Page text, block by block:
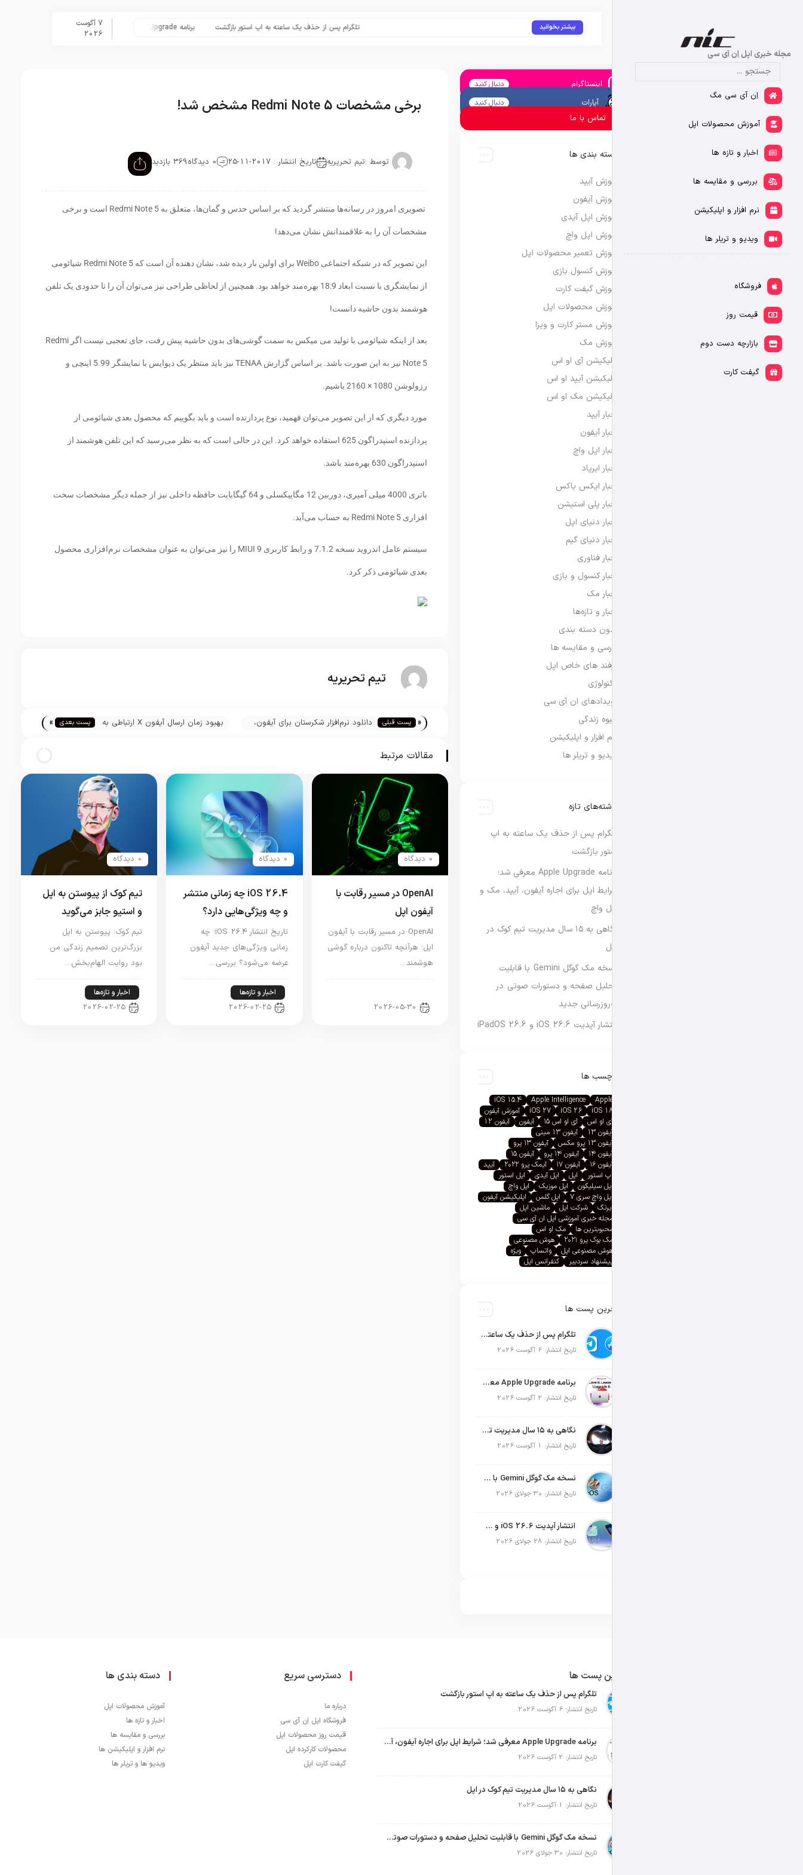
مجله خبری اپل اِن آی سی
اِن آی سی مگ
آموزش محصولات اپل
اخبار و تازه ها
بررسی و مقایسه ها
نرم افزار و اپلیکیشن
ویدیو و تریلر ها
فروشگاه
قیمت روز
بازارچه دست دوم
گیفت کارت
بیشتر بخوانید تلگرام پس از حذف یک ساعته به اپ استور بازگشت برنامه Apple Upgrade معرفی شد؛ شرایط اپل برای اجاره آیفون، آیپد، مک و اپل واچ
7 آگوست
2026
برخی مشخصات Redmi Note 5 مشخص شد!
توسط :تیم تحریریه تاریخ انتشار : 2017-11-25 0 دیدگاه 369 بازدید
تصویری امروز در رسانه‌ها منتشر گردید که بر اساس حدس و گمان‌ها، متعلق به Redmi Note 5 است و برخی
مشخصات آن را به علاقمندانش نشان می‌دهد!
این تصویر که در شبکه اجتماعی Weibo برای اولین بار دیده شد، نشان دهنده آن است که Redmi Note 5 شیائومی
از نمایشگری با نسبت ابعاد 18:9 بهره‌مند خواهد بود. همچنین از لحاظی طراحی نیز می‌توان آن را تا حدودی یک تلفن
هوشمند بدون حاشیه دانست!
بعد از اینکه شیائومی با تولید می میکس به سمت گوشی‌های بدون حاشیه پیش رفت، جای تعجبی نیست اگر Redmi
Note 5 نیز به این صورت باشد. بر اساس گزارش TENAA نیز باید منتظر یک دیوایس با نمایشگر 5.99 اینچی و
رزولوشن 1080 × 2160 باشیم.
مورد دیگری که از این تصویر می‌توان فهمید، نوع پردازنده است و باید بگوییم که محصول بعدی شیائومی از
پردازنده اسنپدراگون 625 استفاده خواهد کرد. این در حالی است که به نظر می‌رسید که این تلفن هوشمند از
اسنپدراگون 630 بهره‌مند باشد.
باتری 4000 میلی آمپری، دوربین 12 مگاپیکسلی و 64 گیگابایت حافظه داخلی نیز از جمله دیگر مشخصات سخت
افزاری Redmi Note 5 به حساب می‌آید.
سیستم عامل اندروید نسخه 7.1.2 و رابط کاربری MIUI 9 را نیز می‌توان به عنوان مشخصات نرم‌افزاری محصول
بعدی شیائومی ذکر کرد.
تیم تحریریه
« پست قبلی
دانلود نرم‌افزار شکرستان برای آیفون،
بهبود زمان ارسال آیفون X ارتباطی به
پست بعدی »
مقالات مرتبط
0 دیدگاه
OpenAI در مسیر رقابت با
آیفون اپل
OpenAI در مسیر رقابت با آیفون
اپل؛ هرآنچه تاکنون درباره گوشی
هوشمند…
2026-05-30
0 دیدگاه
iOS 26.4 چه زمانی منتشر
و چه ویژگی‌هایی دارد؟
تاریخ انتشار iOS 26.4؛ چه
زمانی ویژگی‌های جدید آیفون
عرضه می‌شود؟ بررسی…
اخبار و تازه‌ها
2026-02-25
0 دیدگاه
تیم کوک از پیوستن به اپل
و استیو جابز می‌گوید
تیم کوک: پیوستن به اپل
بزرگ‌ترین تصمیم زندگی من
بود روایت الهام‌بخش…
اخبار و تازه‌ها
2026-02-25
اینستاگرام دنبال کنید
آپارات دنبال کنید
تماس با ما
دسته بندی ها
آموزش آیپد
آموزش آیفون
آموزش اپل آیدی
آموزش اپل واچ
آموزش تعمیر محصولات اپل
آموزش کنسول بازی
آموزش گیفت کارت
آموزش محصولات اپل
آموزش مستر کارت و ویزا
آموزش مک
اپلیکیشن آی او اس
اپلیکیشن آیپد او اس
اپلیکیشن مک او اس
اخبار آیپد
اخبار آیفون
اخبار اپل واچ
اخبار ایرپاد
اخبار ایکس باکس
اخبار پلی استیشن
اخبار دنیای اپل
اخبار دنیای گیم
اخبار فناوری
اخبار کنسول و بازی
اخبار مک
اخبار و تازه‌ها
بدون دسته بندی
بررسی و مقایسه ها
ترفند های خاص اپل
تکنولوژی
رویدادهای ان آی سی
شیوه زندگی
نرم افزار و اپلیکیشن
ویدیو و تریلر ها
نوشته‌های تازه
تلگرام پس از حذف یک ساعته به اپ
استور بازگشت
برنامه Apple Upgrade معرفی شد؛
شرایط اپل برای اجاره آیفون، آیپد، مک و
اپل واچ
نگاهی به ۱۵ سال مدیریت تیم کوک در
اپل
نسخه مک گوگل Gemini با قابلیت
تحلیل صفحه و دستورات صوتی در
به‌روزرسانی جدید
انتشار آپدیت iOS 26.6 و iPadOS 26.6
برچسب ها
Apple
Apple Intelligence
iOS 15.4
iOS 18
iOS 26
iOS 27
آموزش آیفون
آی او اس
آی او اس ۱۵ آیفون
آیفون 12
آیفون 13
آیفون 13 مینی
آیفون 13 پرو مکس
آیفون ۱۳ پرو
آیفون ۱۴
آیفون ۱۴ پرو
آیفون ۱۵
آیفون ۱۶
آیفون ۱۷ آیمک پرو ۲۰۲۲
آیپد
اپ استور
اپل اپل آیدی
اپل استور
اپل سیلیکون
اپل موزیک
اپل واچ
اپل واچ سری ۷
اپل گلس
اپلیکیشن آیفون
ایرتگ
شرکت اپل
ماشین اپل
مجله خبری آموزشی اپل ان آی سی
محبوبترین ها
مک او اس
مک بوک پرو ۲۰۲۱
هوش مصنوعی
هوش مصنوعی اپل
واتساپ
ویژه
پیشنهاد سردبیر
کنفرانس اپل
آخرین پست ها
تلگرام پس از حذف یک ساعته به اپ استور بازگشت
تاریخ انتشار: 6 آگوست 2026
برنامه Apple Upgrade معرفی شد؛ شرایط اپل برای اجاره آیفون، آیپد، مک و اپل واچ
تاریخ انتشار: 2 آگوست 2026
نگاهی به ۱۵ سال مدیریت تیم کوک در اپل
تاریخ انتشار: 1 آگوست 2026
نسخه مک گوگل Gemini با قابلیت تحلیل صفحه و دستورات صوتی در به‌روزرسانی جدید
تاریخ انتشار: 30 جولای 2026
انتشار آپدیت iOS 26.6 و iPadOS 26.6
تاریخ انتشار: 28 جولای 2026
آخرین پست ها
تلگرام پس از حذف یک ساعته به اپ استور بازگشت
تاریخ انتشار: 6 آگوست 2026
برنامه Apple Upgrade معرفی شد؛ شرایط اپل برای اجاره آیفون، آیپد، مک و اپل واچ
تاریخ انتشار: 2 آگوست 2026
نگاهی به ۱۵ سال مدیریت تیم کوک در اپل
تاریخ انتشار: 1 آگوست 2026
نسخه مک گوگل Gemini با قابلیت تحلیل صفحه و دستورات صوتی در به‌روزرسانی جدید
تاریخ انتشار: 30 جولای 2026
دسترسی سریع
درباره ما
فروشگاه اپل اِن آی سی
قیمت روز محصولات اپل
محصولات کارکرده اپل
گیفت کارت اپل
دسته بندی ها
آموزش محصولات اپل
اخبار و تازه ها
بررسی و مقایسه ها
نرم افزار و اپلیکیشن ها
ویدیو ها و تریلر ها